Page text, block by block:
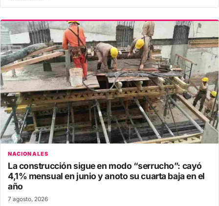
NACIONALES
La construcción sigue en modo “serrucho”: cayó
4,1% mensual en junio y anoto su cuarta baja en el
año
7 agosto, 2026